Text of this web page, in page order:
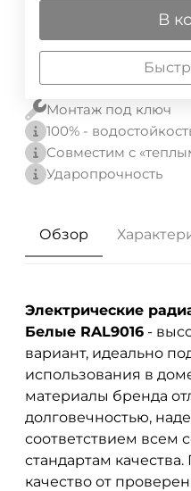
В
Монтаж под ключ
100% -
Совместим с
Ударопрочность
Обзор
Электрические
Белые RAL9016 -
вариант, идеально
использования в
материалы бренда
долговечностью,
соответствием всем
стандартам
качество от